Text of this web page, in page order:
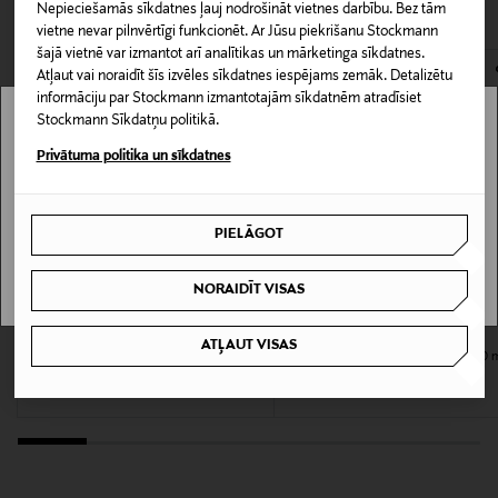
Nepieciešamās sīkdatnes ļauj nodrošināt vietnes darbību. Bez tām
vietne nevar pilnvērtīgi funkcionēt. Ar Jūsu piekrišanu Stockmann
šajā vietnē var izmantot arī analītikas un mārketinga sīkdatnes.
Atļaut vai noraidīt šīs izvēles sīkdatnes iespējams zemāk. Detalizētu
informāciju par Stockmann izmantotajām sīkdatnēm atradīsiet
Stockmann Sīkdatņu politikā.
Privātuma politika un sīkdatnes
PIELĀGOT
NORAIDĪT VISAS
ATĻAUT VISAS
24 stundu pretsviedru iedarbība
Palīdz novērst svīšanu
Satur attīrošu un atsvaidzinošu aktivēto ogli
Izmanto uzmundrinošo Power Recharge tehnoloģiju
Piemērots aktīvam dzīvesveidam
Piemērots visiem ādas tipiem
Produkta numurs
158297130
Kopšanas instrukcijas
Pirms lietošanas labi sakratīt. Turiet pudeli 15 cm
attālumā no paduses un izsmidziniet.
Informācija par izmēru
200 ml
Antipersperants
atvērts. Aizzīmogotiem kosmētikas un dabiskiem līdzekļiem,
kas tiek atdoti atpakaļ, ir jābūt to sākotnējā neatvērtajā
iepakojumā.
PREČU ATGRIEŠANAS POLITIKA
Bright Crystal Stick dezodorants 50
Stockmann nav pieejams tavā valstī.
I UNDERSTAND